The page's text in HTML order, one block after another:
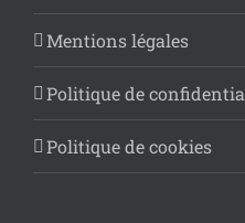
Mentions légales
Politique de
Politique de cookies